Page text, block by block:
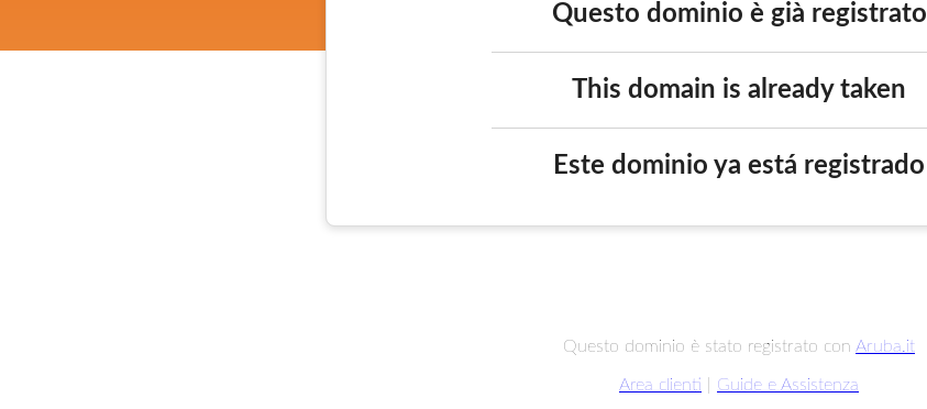
Questo dominio è già registrato
This domain is already taken
Este dominio ya está registrado
Questo dominio è stato registrato con Aruba.it
Area clienti Guide e Assistenza